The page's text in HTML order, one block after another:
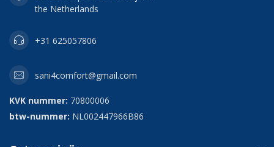
the Netherlands
+31 625057806
sani4comfort@gmail.com
KVK nummer: 70800006
btw-nummer: NL002447966B86